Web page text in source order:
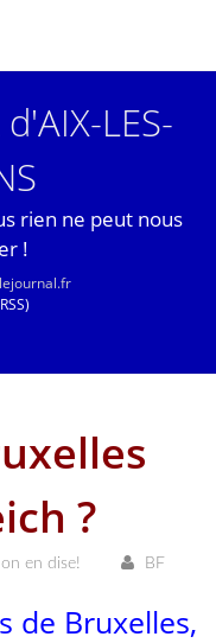
LES-
rien ne peut nous
!
?
en dise! BF
de Bruxelles,